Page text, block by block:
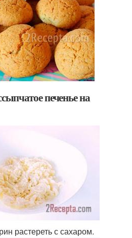
печенье на
растереть с сахаром.